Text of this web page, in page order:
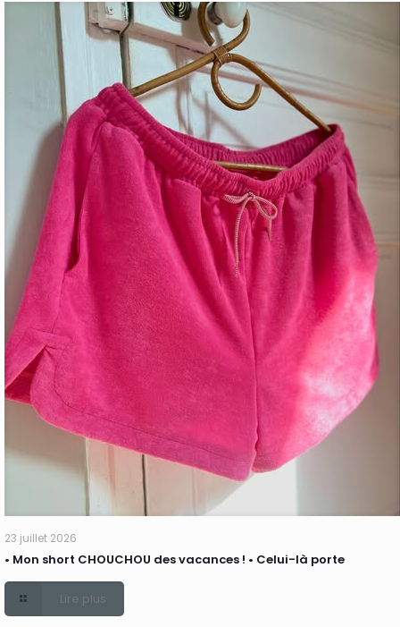
23 juillet 2026
• Mon short CHOUCHOU des vacances ! • Celui-là porte
Lire plus